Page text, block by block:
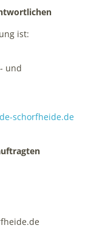
ist:
und
schorfheide.de